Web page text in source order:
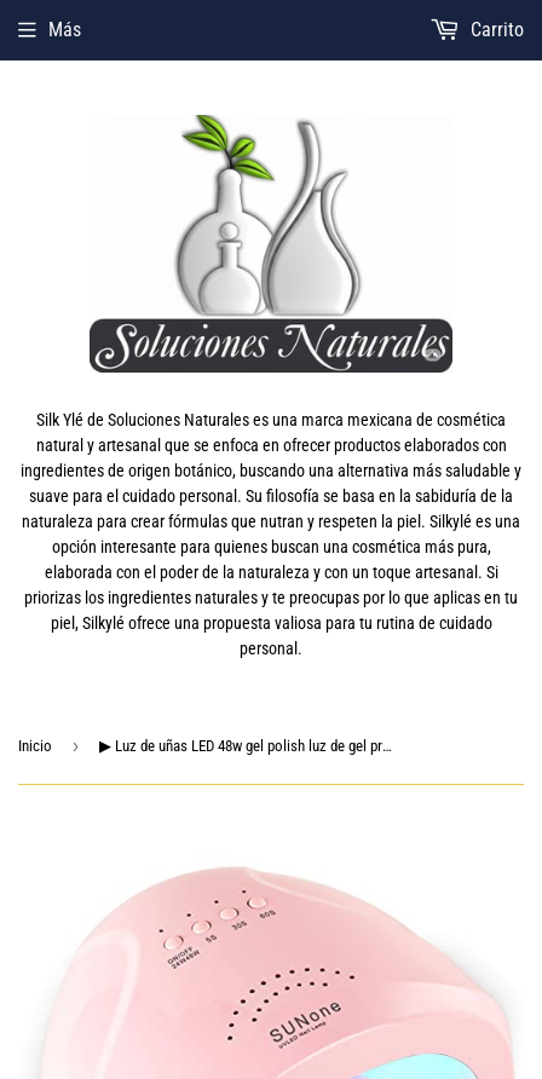
Silk Ylé de Soluciones Naturales es una marca mexicana de cosmética
natural y artesanal que se enfoca en ofrecer productos elaborados con
ingredientes de origen botánico, buscando una alternativa más saludable y
suave para el cuidado personal. Su filosofía se basa en la sabiduría de la
naturaleza para crear fórmulas que nutran y respeten la piel. Silkylé es una
opción interesante para quienes buscan una cosmética más pura,
elaborada con el poder de la naturaleza y con un toque artesanal. Si
priorizas los ingredientes naturales y te preocupas por lo que aplicas en tu
piel, Silkylé ofrece una propuesta valiosa para tu rutina de cuidado
personal.
Más Carrito
Inicio › ▶ Luz de uñas LED 48w gel polish luz de gel profesional con 3 temporizadores luz de curado de mango portátil para sensor de uñas y dedos de los pies (rosa), ZJD